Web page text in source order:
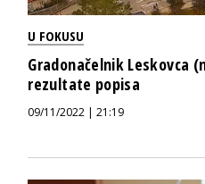
U FOKUSU
Gradonačelnik Leskovca
rezultate popisa
09/11/2022 | 21:19